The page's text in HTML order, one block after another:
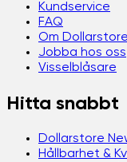
Kundservice
FAQ
Om Dollarstore
Jobba hos oss
Visselblåsare
Hitta snabbt
Dollarstore
Hållbarhet &